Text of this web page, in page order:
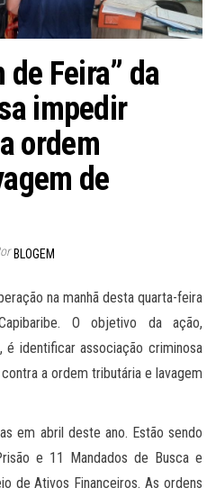
de Feira” da
impedir
ordem
de
BLOGEM
na manhã desta quarta-feira
O objetivo da ação,
é identificar associação criminosa
a ordem tributária e lavagem
em abril deste ano. Estão sendo
e 11 Mandados de Busca e
de Ativos Financeiros. As ordens